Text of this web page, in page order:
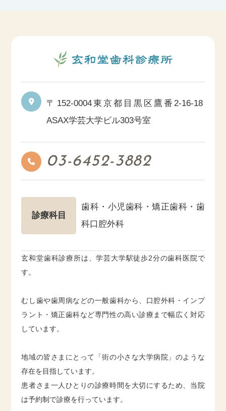
〒152-0004東京都目黒区鷹番2-16-18
ASAX学芸大学ビル303号室
03-6452-3882
診療科目
歯科・小児歯科・矯正歯科・歯
科口腔外科
玄和堂歯科診療所は、学芸大学駅徒歩2分の歯科医院で
す。
むし歯や歯周病などの一般歯科から、口腔外科・インプ
ラント・矯正歯科など専門性の高い診療まで幅広く対応
しています。
地域の皆さまにとって「街の小さな大学病院」のような
存在を目指しています。
患者さま一人ひとりの診療時間を大切にするため、当院
は予約制で診療を行っています。